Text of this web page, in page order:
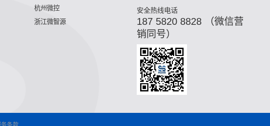
杭州微控
浙江微智源
安全热线电话
187 5820 8828 （微信营
销同号）